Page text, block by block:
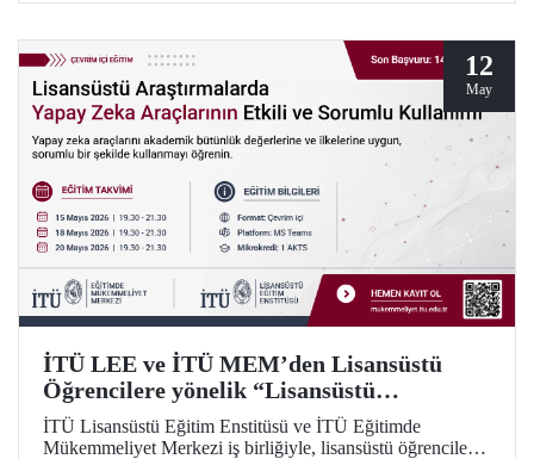
12
May
İTÜ LEE ve İTÜ MEM’den Lisansüstü
Öğrencilere yönelik “Lisansüstü
Araştırmalarda Yapay Zekânın Sorumlu
Kullanımı” Eğitim Dizisi
İTÜ Lisansüstü Eğitim Enstitüsü ve İTÜ Eğitimde
Mükemmeliyet Merkezi iş birliğiyle, lisansüstü öğrenciler